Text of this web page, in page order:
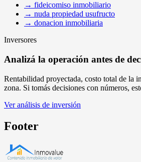
→ fideicomiso inmobiliario
→ nuda propiedad usufructo
→ donacion inmobiliaria
Inversores
Analizá la operación antes de
Rentabilidad proyectada, costo total de la
zona. Si tomás decisiones con números,
Ver análisis de inversión
Footer